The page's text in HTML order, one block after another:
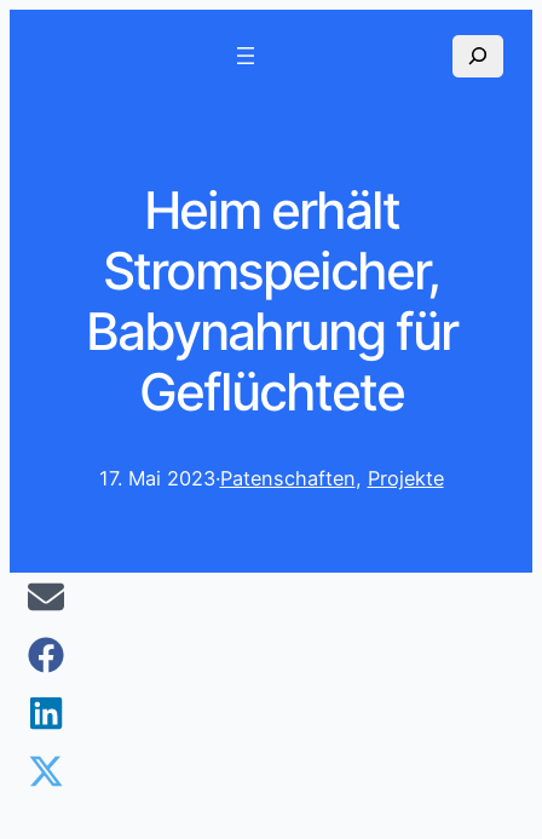
Suchen
Heim erhält
Stromspeicher,
Babynahrung für
Geflüchtete
17. Mai 2023·Patenschaften, Projekte